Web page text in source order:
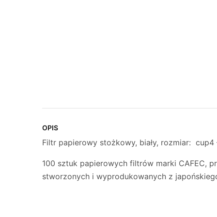
OPIS
Filtr papierowy stożkowy, biały, rozmiar: cup4
100 sztuk papierowych filtrów marki CAFEC,
stworzonych i wyprodukowanych z